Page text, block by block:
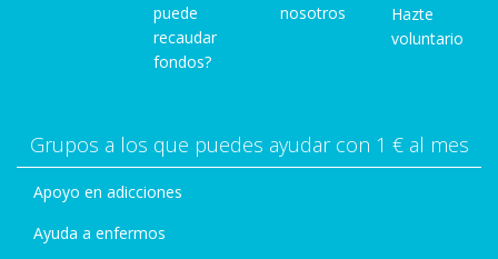
puede
recaudar
fondos?
nosotros
Hazte
voluntario
Grupos a los que puedes ayudar con 1 € al mes
Apoyo en adicciones
Ayuda a enfermos